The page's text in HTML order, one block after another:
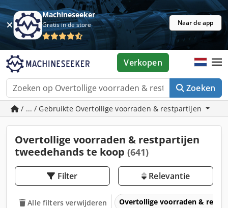
Machineseeker
Gratis in de store Naar de app
Zoeken
Verkopen
/ ... / Gebruikte Overtollige voorraden & restpartijen
Overtollige voorraden & restpartijen
tweedehands te koop (641)
Filter Relevantie
Alle filters verwijderen Overtollige voorraden &